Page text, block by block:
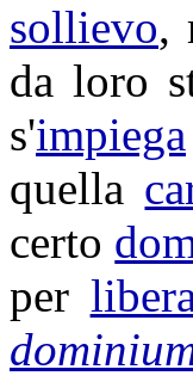
sollievo,
da loro
s'impiega
quella
certo
per